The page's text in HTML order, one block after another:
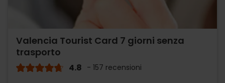
Valencia Tourist Card 7 giorni senza
trasporto
4.8 - 157 recensioni